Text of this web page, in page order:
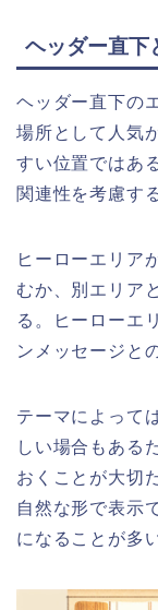
ヘッダー直下
ヘッダー直下の
場所として人気
すい位置ではあ
関連性を考慮す
ヒーローエリア
むか、別エリア
る。ヒーローエ
ンメッセージと
テーマによって
しい場合もある
おくことが大切
自然な形で表示
になることが多い